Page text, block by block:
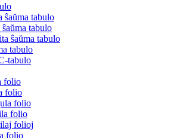
ŝaŭma tabulo
tabulo
ŝaŭma tabulo
tabulo
tabulo
folio
folio
folio
folio
folioj
folio